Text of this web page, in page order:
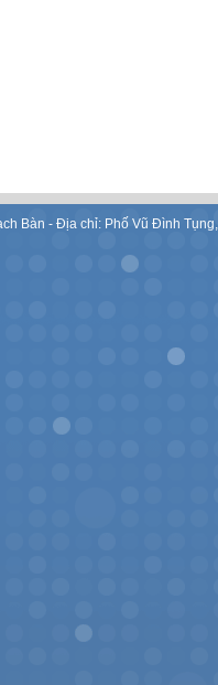
Bàn - Địa chỉ: Phố Vũ Đình